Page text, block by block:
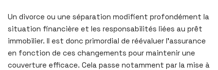
Un divorce ou une séparation modifient profondément la
situation financière et les responsabilités liées au prêt
immobilier. Il est donc primordial de réévaluer l’assurance
en fonction de ces changements pour maintenir une
couverture efficace. Cela passe notamment par la mise à